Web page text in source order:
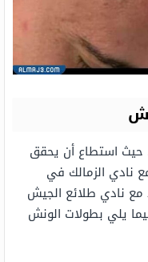
استطاع أن يحقق
نادي الزمالك في
نادي طلائع الجيش
يلي بطولات الونش